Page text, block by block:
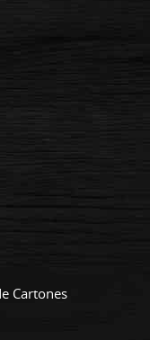
Cartones